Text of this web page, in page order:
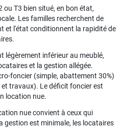
ou T3 bien situé, en bon état,
Les familles recherchent de
et l'état conditionnent la rapidité de
légèrement inférieur au meublé,
et la gestion allégée.
foncier (simple, abattement 30%)
travaux). Le déficit foncier est
location nue.
nue convient à ceux qui
gestion est minimale, les locataires